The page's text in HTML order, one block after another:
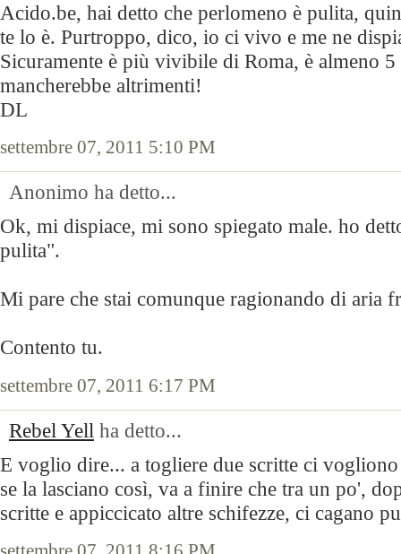
Acido.be, hai detto che perlomeno è pulita,
te lo è. Purtroppo, dico, io ci vivo e me ne
Sicuramente è più vivibile di Roma, è almeno
mancherebbe altrimenti!
DL
settembre 07, 2011 5:10 PM
Anonimo ha detto...
Ok, mi dispiace, mi sono spiegato male. ho
pulita".
Mi pare che stai comunque ragionando di aria
Contento tu.
settembre 07, 2011 6:17 PM
Rebel Yell ha detto...
E voglio dire... a togliere due scritte ci
se la lasciano così, va a finire che tra un po',
scritte e appiccicato altre schifezze, ci cagano